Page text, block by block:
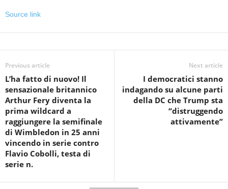
Source link
Previous article
L’ha fatto di nuovo! Il
sensazionale britannico
Arthur Fery diventa la
prima wildcard a
raggiungere la semifinale
di Wimbledon in 25 anni
vincendo in serie contro
Flavio Cobolli, testa di
serie n.
Next article
I democratici stanno
indagando su alcune parti
della DC che Trump sta
“distruggendo
attivamente”